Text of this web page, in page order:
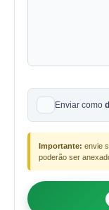
Enviar como
Importante: envie
poderão ser